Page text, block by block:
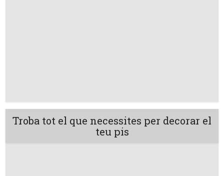
Troba tot el que necessites per decorar el
teu pis